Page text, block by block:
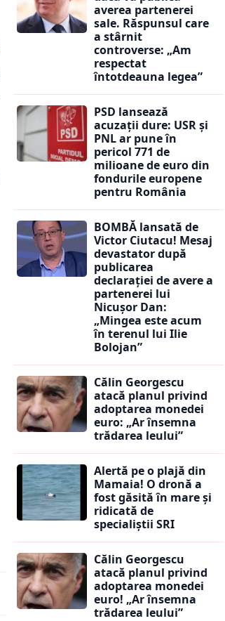
averea partenerei
sale. Răspunsul care
a stârnit
controverse: „Am
respectat
întotdeauna legea”
PSD lansează
acuzații dure: USR și
PNL ar pune în
pericol 771 de
milioane de euro din
fondurile europene
pentru România
BOMBĂ lansată de
Victor Ciutacu! Mesaj
devastator după
publicarea
declarației de avere a
partenerei lui
Nicușor Dan:
„Mingea este acum
în terenul lui Ilie
Bolojan”
Călin Georgescu
atacă planul privind
adoptarea monedei
euro: „Ar însemna
trădarea leului”
Alertă pe o plajă din
Mamaia! O dronă a
fost găsită în mare și
ridicată de
specialiștii SRI
Călin Georgescu
atacă planul privind
adoptarea monedei
euro! „Ar însemna
trădarea leului”